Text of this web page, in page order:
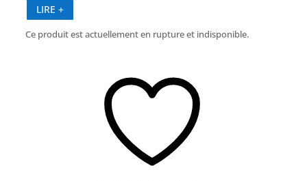
– “Long Cast System” (XR04 exclu).
– Hameçons VMC® Black Nickel.
LIRE +
Ce produit est actuellement en rupture et indisponible.